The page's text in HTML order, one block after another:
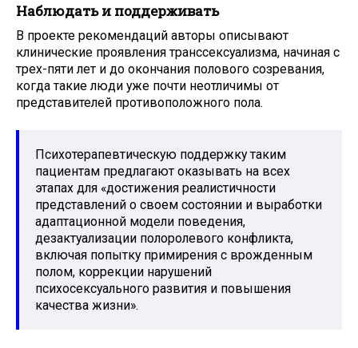
Наблюдать и поддерживать
В проекте рекомендаций авторы описывают
клинические проявления транссексуализма, начиная с
трех-пяти лет и до окончания полового созревания,
когда такие люди уже почти неотличимы от
представителей противоположного пола.
Психотерапевтическую поддержку таким
пациентам предлагают оказывать на всех
этапах для «достижения реалистичности
представлений о своем состоянии и выработки
адаптационной модели поведения,
дезактуализации полоролевого конфликта,
включая попытку примирения с врожденным
полом, коррекции нарушений
психосексуального развития и повышения
качества жизни».